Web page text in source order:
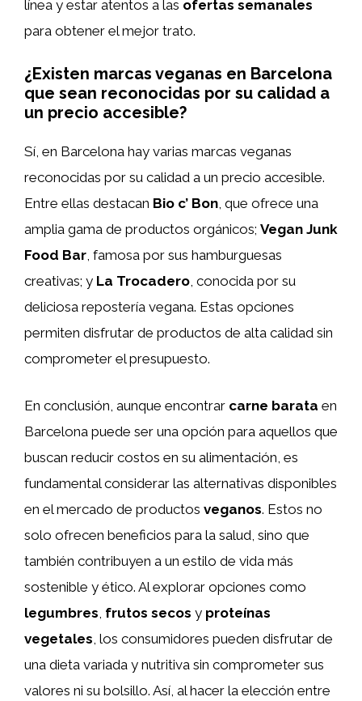
línea y estar atentos a las ofertas semanales
para obtener el mejor trato.
¿Existen marcas veganas en Barcelona
que sean reconocidas por su calidad a
un precio accesible?
Sí, en Barcelona hay varias marcas veganas
reconocidas por su calidad a un precio accesible.
Entre ellas destacan Bio c’ Bon, que ofrece una
amplia gama de productos orgánicos; Vegan Junk
Food Bar, famosa por sus hamburguesas
creativas; y La Trocadero, conocida por su
deliciosa repostería vegana. Estas opciones
permiten disfrutar de productos de alta calidad sin
comprometer el presupuesto.
En conclusión, aunque encontrar carne barata en
Barcelona puede ser una opción para aquellos que
buscan reducir costos en su alimentación, es
fundamental considerar las alternativas disponibles
en el mercado de productos veganos. Estos no
solo ofrecen beneficios para la salud, sino que
también contribuyen a un estilo de vida más
sostenible y ético. Al explorar opciones como
legumbres frutos secos y proteínas
vegetales , los consumidores pueden disfrutar de
una dieta variada y nutritiva sin comprometer sus
valores ni su bolsillo. Así, al hacer la elección entre